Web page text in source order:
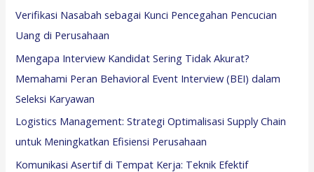
Verifikasi Nasabah sebagai Kunci Pencegahan Pencucian
Uang di Perusahaan
Mengapa Interview Kandidat Sering Tidak Akurat?
Memahami Peran Behavioral Event Interview (BEI) dalam
Seleksi Karyawan
Logistics Management: Strategi Optimalisasi Supply Chain
untuk Meningkatkan Efisiensi Perusahaan
Komunikasi Asertif di Tempat Kerja: Teknik Efektif